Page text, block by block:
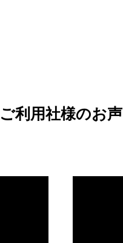
ご利用社様のお声